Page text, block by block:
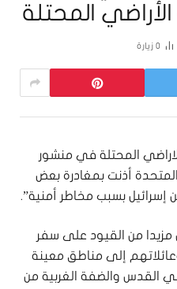
المحتلة
0 زيارة
المحتلة في منشور
أذنت بمغادرة بعض
بسبب مخاطر أمنية”.
مزيدا من القيود على سفر
إلى مناطق معينة
القدس والضفة الغربية من